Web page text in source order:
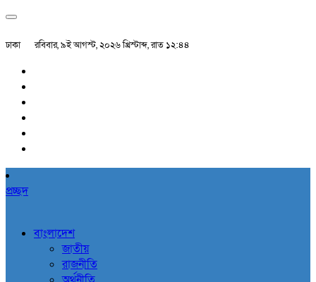
ঢাকা রবিবার, ৯ই আগস্ট, ২০২৬ খ্রিস্টাব্দ, রাত ১২:৪৪
প্রচ্ছদ
বাংলাদেশ
জাতীয়
রাজনীতি